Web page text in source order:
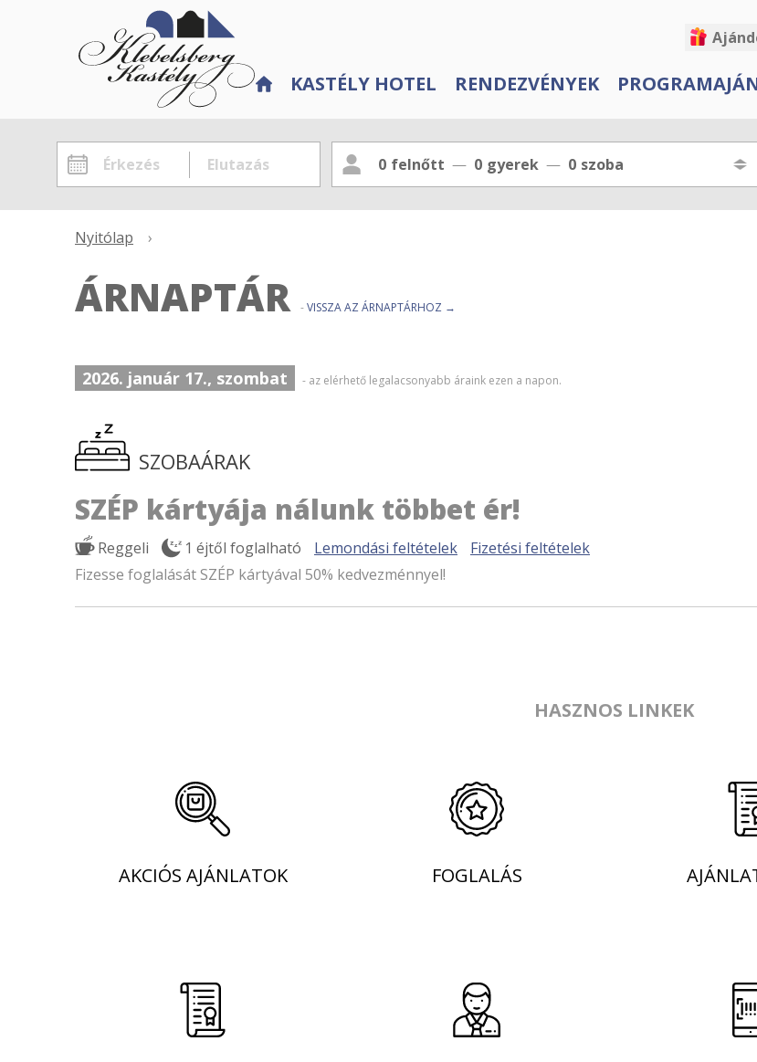
KASTÉLY HOTEL RENDEZVÉNYEK
0 felnőtt 0 gyerek 0 szoba
Nyitólap ›
ÁRNAPTÁR -VISSZA AZ ÁRNAPTÁRHOZ →
2026. január 17., szombat - az elérhető legalacsonyabb áraink ezen a napon.
SZOBAÁRAK
SZÉP kártyája nálunk többet ér!
Reggeli 1 éjtől foglalható Lemondási feltételek
Fizetési feltételek
Fizesse foglalását SZÉP kártyával 50% kedvezménnyel!
HASZNOS LINKEK
AKCIÓS AJÁNLATOK FOGLALÁS